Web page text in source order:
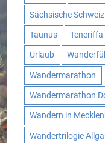
Sächsische Schweiz
Taunus Teneriffa
Urlaub
Wandermarathon
Wandermarathon
Wandern in
Wandertrilogie